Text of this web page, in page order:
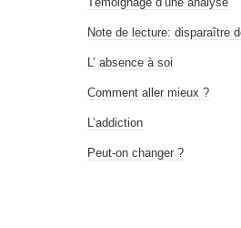
Note de lecture: disparaître
L’ absence à soi
Comment aller mieux ?
L’addiction
Peut-on changer ?